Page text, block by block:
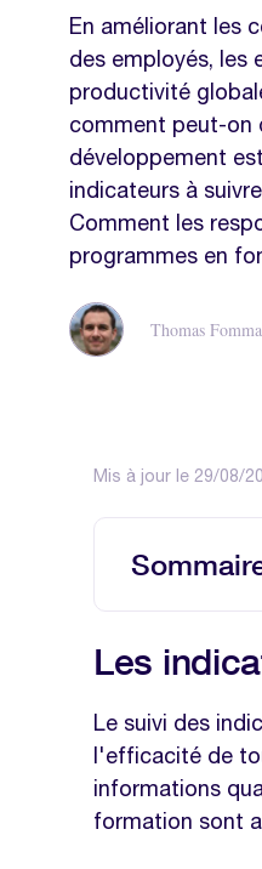
En améliorant les
des employés, les
productivité
comment peut-on
développement
indicateurs à
Comment les
programmes en
Thomas
Mis à jour le 29/08/
Le
Le
Le taux
Le
Les
Le suivi des
l'efficacité de
informations
formation sont